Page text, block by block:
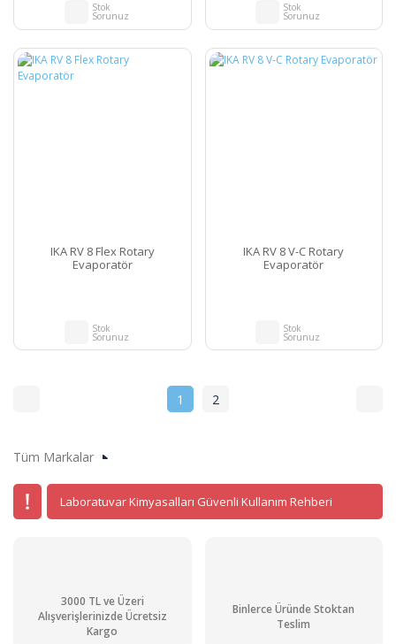
Stok
Sorunuz
Stok
Sorunuz
IKA RV 8 Flex Rotary
Evaporatör
Stok
Sorunuz
IKA RV 8 V-C Rotary
Evaporatör
Stok
Sorunuz
1 2
Tüm Markalar
Laboratuvar Kimyasalları Güvenli Kullanım Rehberi
3000 TL ve Üzeri
Alışverişlerinizde Ücretsiz
Kargo
Binlerce Üründe Stoktan
Teslim